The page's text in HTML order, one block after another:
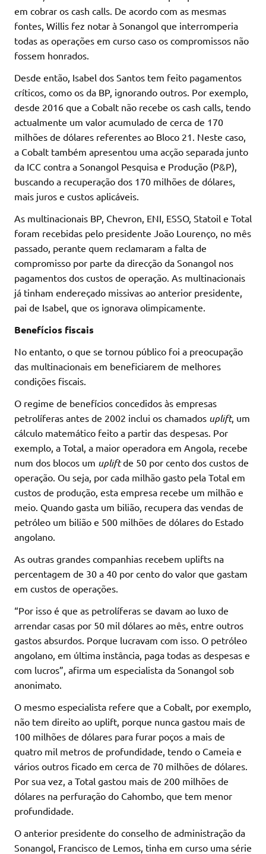
em cobrar os cash calls. De acordo com as mesmas
fontes, Willis fez notar à Sonangol que interromperia
todas as operações em curso caso os compromissos não
fossem honrados.
Desde então, Isabel dos Santos tem feito pagamentos
críticos, como os da BP, ignorando outros. Por exemplo,
desde 2016 que a Cobalt não recebe os cash calls, tendo
actualmente um valor acumulado de cerca de 170
milhões de dólares referentes ao Bloco 21. Neste caso,
a Cobalt também apresentou uma acção separada junto
da ICC contra a Sonangol Pesquisa e Produção (P&P),
buscando a recuperação dos 170 milhões de dólares,
mais juros e custos aplicáveis.
As multinacionais BP, Chevron, ENI, ESSO, Statoil e Total
foram recebidas pelo presidente João Lourenço, no mês
passado, perante quem reclamaram a falta de
compromisso por parte da direcção da Sonangol nos
pagamentos dos custos de operação. As multinacionais
já tinham endereçado missivas ao anterior presidente,
pai de Isabel, que os ignorava olimpicamente.
Benefícios fiscais
No entanto, o que se tornou público foi a preocupação
das multinacionais em beneficiarem de melhores
condições fiscais.
O regime de benefícios concedidos às empresas
petrolíferas antes de 2002 inclui os chamados uplift, um
cálculo matemático feito a partir das despesas. Por
exemplo, a Total, a maior operadora em Angola, recebe
num dos blocos um upliftde 50 por cento dos custos de
operação. Ou seja, por cada milhão gasto pela Total em
custos de produção, esta empresa recebe um milhão e
meio. Quando gasta um bilião, recupera das vendas de
petróleo um bilião e 500 milhões de dólares do Estado
angolano.
As outras grandes companhias recebem uplifts na
percentagem de 30 a 40 por cento do valor que gastam
em custos de operações.
“Por isso é que as petrolíferas se davam ao luxo de
arrendar casas por 50 mil dólares ao mês, entre outros
gastos absurdos. Porque lucravam com isso. O petróleo
angolano, em última instância, paga todas as despesas e
com lucros”, afirma um especialista da Sonangol sob
anonimato.
O mesmo especialista refere que a Cobalt, por exemplo,
não tem direito ao uplift, porque nunca gastou mais de
100 milhões de dólares para furar poços a mais de
quatro mil metros de profundidade, tendo o Cameia e
vários outros ficado em cerca de 70 milhões de dólares.
Por sua vez, a Total gastou mais de 200 milhões de
dólares na perfuração do Cahombo, que tem menor
profundidade.
O anterior presidente do conselho de administração da
Sonangol, Francisco de Lemos, tinha em curso uma série